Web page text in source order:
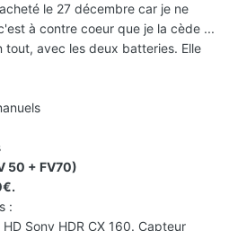
le 27 décembre car je ne
à contre coeur que je la cède ...
avec les deux batteries. Elle
50 + FV70)
:
Sony HDR CX 160. Capteur